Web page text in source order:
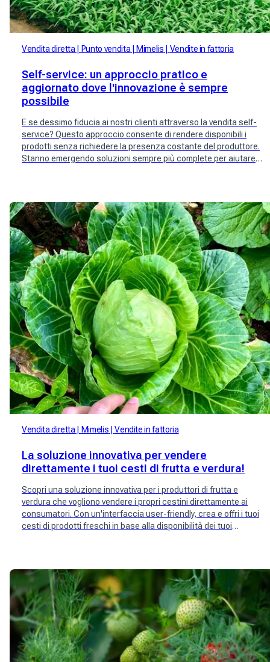
Vendita diretta Punto vendita Mimelis Vendite in fattoria
Self-service: un approccio pratico e
aggiornato dove l'innovazione è sempre
possibile
E se dessimo fiducia ai nostri clienti attraverso la vendita self-
service? Questo approccio consente di rendere disponibili i
prodotti senza richiedere la presenza costante del produttore.
Stanno emergendo soluzioni sempre più complete per aiutare i
Vendita diretta Mimelis Vendite in fattoria
La soluzione innovativa per vendere
direttamente i tuoi cesti di frutta e verdura!
Scopri una soluzione innovativa per i produttori di frutta e
verdura che vogliono vendere i propri cestini direttamente ai
consumatori. Con un'interfaccia user-friendly, crea e offri i tuoi
cesti di prodotti freschi in base alla disponibilità dei tuoi